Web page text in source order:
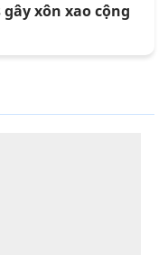
xôn xao cộng